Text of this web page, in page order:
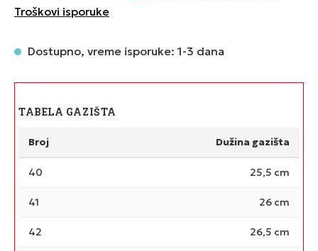
Troškovi isporuke
Dostupno, vreme isporuke: 1-3 dana
TABELA GAZIŠTA
Broj Dužina gazišta
40 25,5 cm
41 26 cm
42 26,5 cm